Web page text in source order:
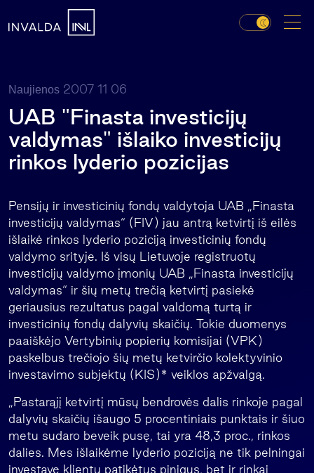
Naujienos 2007 11 06
UAB "Finasta investicijų
valdymas" išlaiko investicijų
rinkos lyderio pozicijas
Pensijų ir investicinių fondų valdytoja UAB „Finasta
investicijų valdymas“ (FIV) jau antrą ketvirtį iš eilės
išlaikė rinkos lyderio poziciją investicinių fondų
valdymo srityje. Iš visų Lietuvoje registruotų
investicijų valdymo įmonių UAB „Finasta investicijų
valdymas“ ir šių metų trečią ketvirtį pasiekė
geriausius rezultatus pagal valdomą turtą ir
investicinių fondų dalyvių skaičių. Tokie duomenys
paaiškėjo Vertybinių popierių komisijai (VPK)
paskelbus trečiojo šių metų ketvirčio kolektyvinio
investavimo subjektų (KIS)* veiklos apžvalgą.
„Pastarąjį ketvirtį mūsų bendrovės dalis rinkoje pagal
dalyvių skaičių išaugo 5 procentiniais punktais ir šiuo
metu sudaro beveik pusę, tai yra 48,3 proc., rinkos
dalies. Mes išlaikėme lyderio poziciją ne tik pelningai
investavę klientų patikėtus pinigus, bet ir rinkai